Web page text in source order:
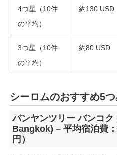
4つ星（10件
の平均）
約130 USD
3つ星（10件
の平均）
約80 USD
シーロムのおすすめ5
バンヤンツリー バンコ
Bangkok) – 平均宿泊費
円）